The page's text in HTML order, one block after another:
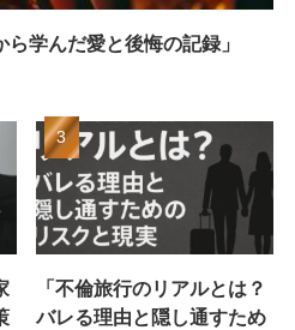
学んだ愛と後悔の記録」
「不倫旅行のリアルとは？
バレる理由と隠し通すため